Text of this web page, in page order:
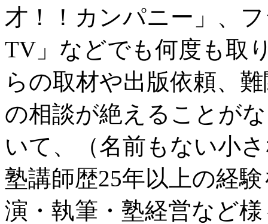
才！！カンパニー」、
TV」などでも何度も取
らの取材や出版依頼、
の相談が絶えることが
いて、（名前もない小
塾講師歴25年以上の経
演・執筆・塾経営など